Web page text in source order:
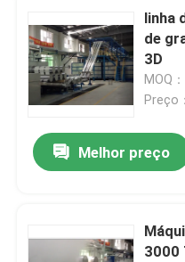
linha
de
3D
MOQ
Preço
Melhor preço
3000